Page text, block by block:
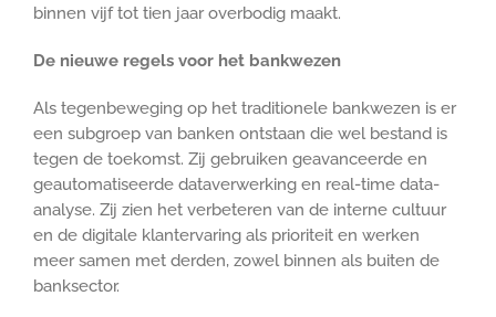
binnen vijf tot tien jaar overbodig maakt.
De nieuwe regels voor het bankwezen
Als tegenbeweging op het traditionele bankwezen is er
een subgroep van banken ontstaan die wel bestand is
tegen de toekomst. Zij gebruiken geavanceerde en
geautomatiseerde dataverwerking en real-time data-
analyse. Zij zien het verbeteren van de interne cultuur
en de digitale klantervaring als prioriteit en werken
meer samen met derden, zowel binnen als buiten de
banksector.